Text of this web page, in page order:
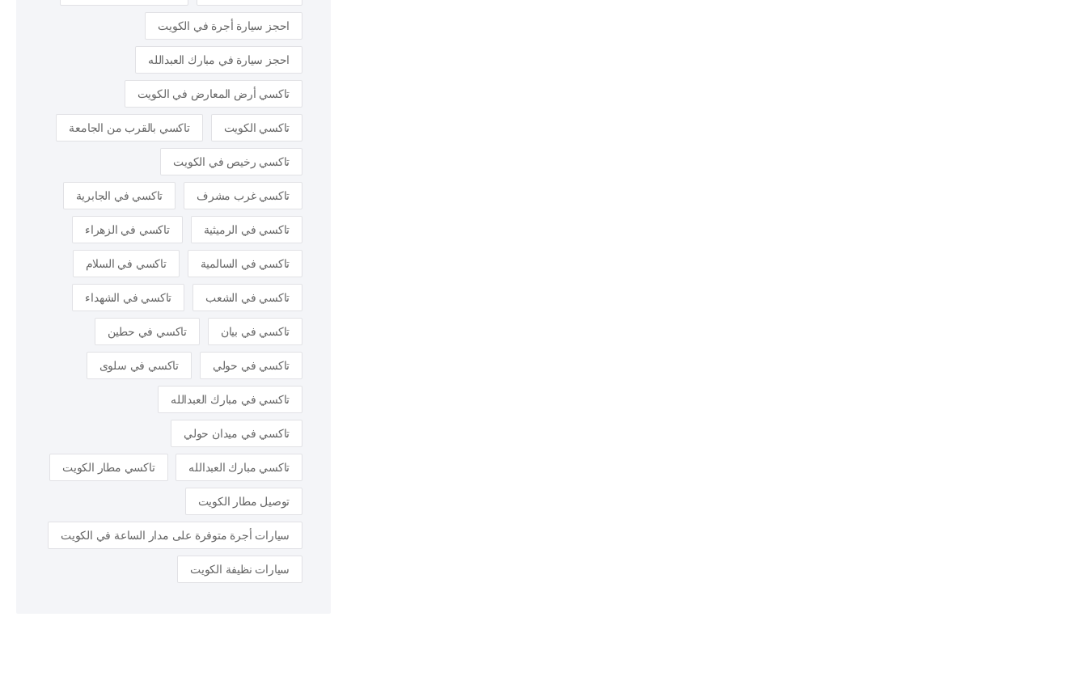
احجز سيارة أجرة في الكويت
احجز سيارة في مبارك العبدالله
تاكسي أرض المعارض في الكويت
تاكسي الكويت تاكسي بالقرب من الجامعة
تاكسي رخيص في الكويت
تاكسي غرب مشرف تاكسي في الجابرية
تاكسي في الرميثية تاكسي في الزهراء
تاكسي في السالمية تاكسي في السلام
تاكسي في الشعب تاكسي في الشهداء
تاكسي في بيان تاكسي في حطين
تاكسي في حولي تاكسي في سلوى
تاكسي في مبارك العبدالله
تاكسي في ميدان حولي
تاكسي مبارك العبدالله تاكسي مطار الكويت
توصيل مطار الكويت
سيارات أجرة متوفرة على مدار الساعة في الكويت
سيارات نظيفة الكويت